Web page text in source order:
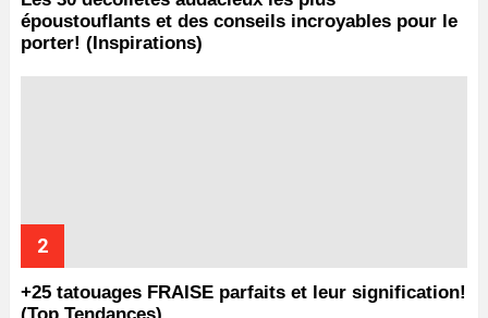
époustouflants et des conseils incroyables pour le
porter! (Inspirations)
+25 tatouages ​​FRAISE parfaits et leur signification!